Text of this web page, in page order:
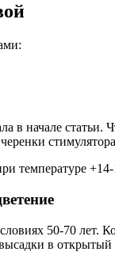
начале статьи.
температуре
50-70
в открытый